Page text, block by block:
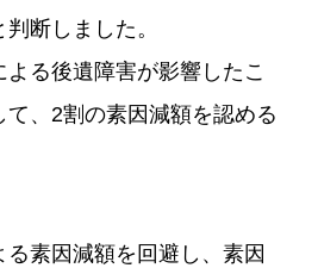
断しました。
る後遺障害が影響したこ
て、2割の素因減額を認める
素因減額を回避し、素因